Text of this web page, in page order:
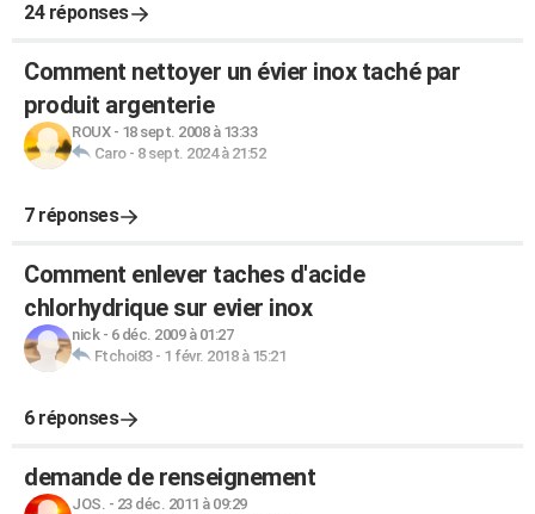
24 réponses
Comment nettoyer un évier inox taché par
produit argenterie
ROUX- 18 sept. 2008 à 13:33
Caro- 8 sept. 2024 à 21:52
7 réponses
Comment enlever taches d'acide
chlorhydrique sur evier inox
nick- 6 déc. 2009 à 01:27
Ftchoi83- 1 févr. 2018 à 15:21
6 réponses
demande de renseignement
JOS. - 23 déc. 2011 à 09:29